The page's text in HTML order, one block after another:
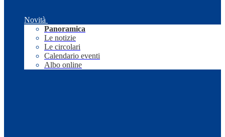
Novità
Panoramica
Le notizie
Le circolari
Calendario eventi
Albo online